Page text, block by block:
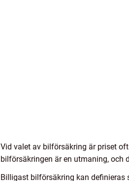
Vid valet av bilförsäkring är priset
bilförsäkringen är en utmaning, och
Billigast bilförsäkring kan